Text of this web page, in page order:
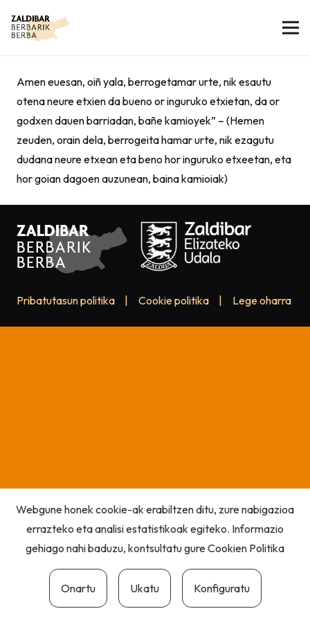
Amen euesan, oiñ yala, berrogetamar urte, nik esautu
otena neure etxien da bueno or inguruko etxietan, da or
godxen dauen barriadan, bañe kamioyek” – (Hemen
zeuden, orain dela, berrogeita hamar urte, nik ezagutu
dudana neure etxean eta beno hor inguruko etxeetan, eta
hor goian dagoen auzunean, baina kamioiak)
Pribatutasun politika Cookie politika Lege oharra
Webgune honek cookie-ak erabiltzen ditu, zure nabigazioa
errazteko eta analisi estatistikoak egiteko. Informazio
gehiago nahi baduzu, kontsultatu gureCookien Politika
Onartu Ukatu Konfiguratu